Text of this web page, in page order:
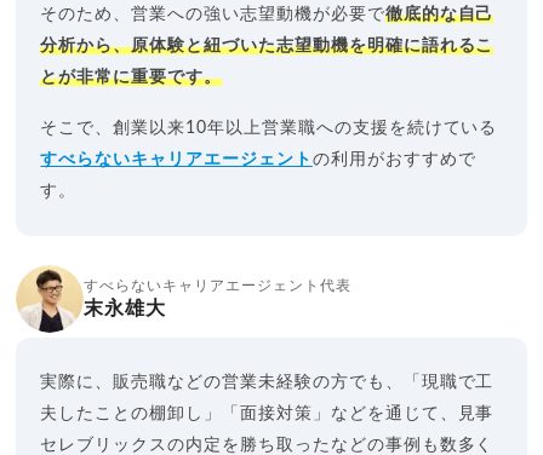
そのため、営業への強い志望動機が必要で徹底的な自己
分析から、原体験と紐づいた志望動機を明確に語れるこ
とが非常に重要です。
そこで、創業以来10年以上営業職への支援を続けている
すべらないキャリアエージェント の利用がおすすめで
す。
すべらないキャリアエージェント代表
末永雄大
実際に、販売職などの営業未経験の方でも、「現職で工
夫したことの棚卸し」「面接対策」などを通じて、見事
セレブリックスの内定を勝ち取ったなどの事例も数多く